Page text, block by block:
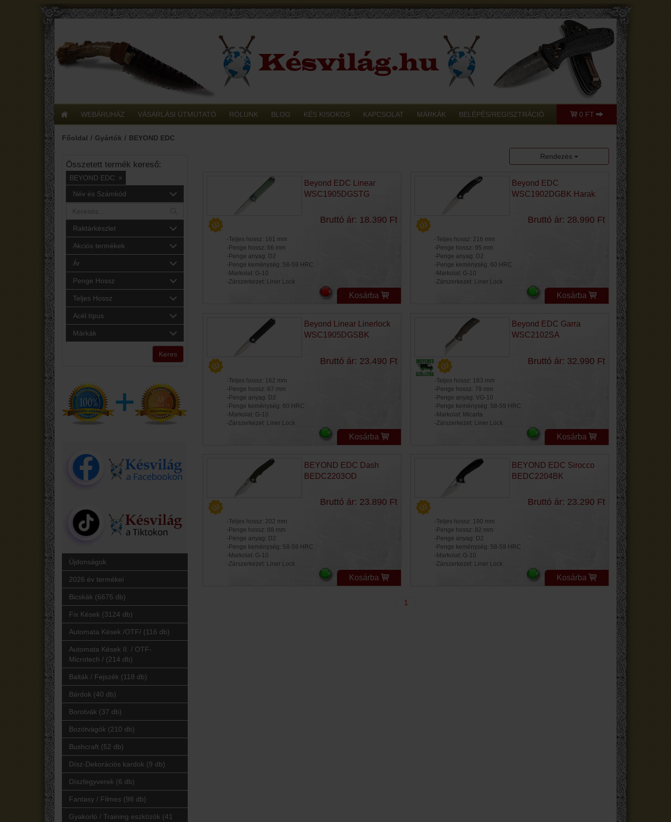
WEBÁRUHÁZ VÁSÁRLÁSI ÚTMUTATÓ RÓLUNK BLOG KÉS KISOKOS KAPCSOLAT MÁRKÁK BELÉPÉS/REGISZTRÁCIÓ 0 FT
Főoldal Gyártók BEYOND EDC
Összetett termék kereső:
BEYOND EDC ×
Név és Számkód
Raktárkészlet
Akciós termékek
Ár
Penge Hossz
Teljes Hossz
Acél típus
Márkák
Keres
Újdonságok
2026 év termékei
Bicskák (6675 db)
Fix Kések (3124 db)
Automata Kések /OTF/ (116 db)
Automata Kések II. / OTF-
Microtech / (214 db)
Balták / Fejszék (118 db)
Bárdok (40 db)
Borotvák (37 db)
Bozótvágók (210 db)
Bushcraft (52 db)
Dísz-Dekorációs kardok (9 db)
Díszfegyverek (6 db)
Fantasy / Filmes (98 db)
Gyakorló / Training eszközök (41
Rendezés
Beyond EDC Linear
WSC1905DGSTG
Bruttó ár: 18.390 Ft
-Teljes hossz: 161 mm
-Penge hossz: 66 mm
-Penge anyag: D2
-Penge keménység: 58-59 HRC
-Markolat: G-10
-Zárszerkezet: Liner Lock
Kosárba
Beyond EDC
WSC1902DGBK Harak
Bruttó ár: 28.990 Ft
-Teljes hossz: 216 mm
-Penge hossz: 95 mm
-Penge anyag: D2
-Penge keménység: 60 HRC
-Markolat: G-10
-Zárszerkezet: Liner Lock
Kosárba
Beyond Linear Linerlock
WSC1905DGSBK
Bruttó ár: 23.490 Ft
-Teljes hossz: 162 mm
-Penge hossz: 67 mm
-Penge anyag: D2
-Penge keménység: 60 HRC
-Markolat: G-10
-Zárszerkezet: Liner Lock
Kosárba
Beyond EDC Garra
WSC2102SA
Bruttó ár: 32.990 Ft
-Teljes hossz: 183 mm
-Penge hossz: 79 mm
-Penge anyag: VG-10
-Penge keménység: 58-59 HRC
-Markolat: Micarta
-Zárszerkezet: Liner Lock
Kosárba
BEYOND EDC Dash
BEDC2203OD
Bruttó ár: 23.890 Ft
-Teljes hossz: 202 mm
-Penge hossz: 88 mm
-Penge anyag: D2
-Penge keménység: 58-59 HRC
-Markolat: G-10
-Zárszerkezet: Liner Lock
Kosárba
BEYOND EDC Sirocco
BEDC2204BK
Bruttó ár: 23.290 Ft
-Teljes hossz: 190 mm
-Penge hossz: 82 mm
-Penge anyag: D2
-Penge keménység: 58-59 HRC
-Markolat: G-10
-Zárszerkezet: Liner Lock
Kosárba
1